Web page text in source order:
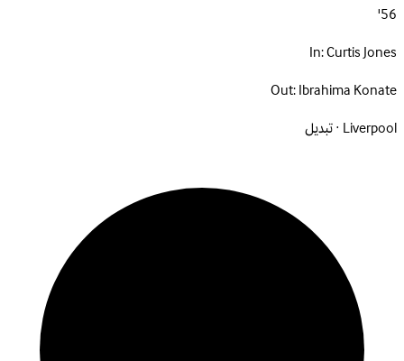
56'
In:Curtis Jones
Out:Ibrahima Konate
Liverpool · تبديل